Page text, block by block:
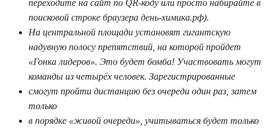
переходите на сайт по QR-коду или просто набирайте в
поисковой строке браузера день-химика.рф).
На центральной площади установят гигантскую
надувную полосу препятствий, на которой пройдет
«Гонка лидеров». Это будет бомба! Участвовать могут
команды из четырёх человек. Зарегистрированные
смогут пройти дистанцию без очереди один раз, затем
только
в порядке «живой очереди», учитываться будет только